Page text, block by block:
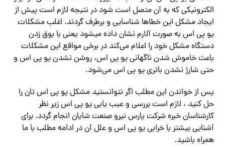
الکترونیکی که به آن متصل است شود در نتیجه لازم است پیش از
ایجاد مشکل این خطاها شناسایی و برطرف گردند. اغلب مشکلات
یو پی اس به صورت آلارم نشان‌ داده میشود یعنی با بوق زدن
دستگاه مشکل خود را اعلام‌ می‌کند در برخی مواقع این مشکلات
باعث خاموش شدن ناگهانی یو پی اس، روشن نشدن یو پی اس و
حتی شارژ نشدن باتری یو پی اس‌ می‌شود.
پس از خواندن این مطلب اگر نتوانستید مشکل یو پی اس تان را
حل کنید ، لازم است بررسی و عیب یابی یو پی اس زیر نظر
کارشناسان خبره شرکت پارس نیرو صنعت شایان انجام گردد. برای
آشنایی بیشتر با خرابی یو پی اس و علل آن در ادامه مطلب با ما
همراه باشید.